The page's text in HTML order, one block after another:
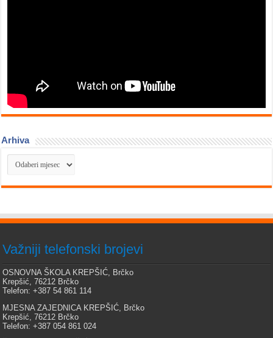
Arhiva
Arhiva
Važniji telefonski brojevi
OSNOVNA ŠKOLA KREPŠIĆ, Brčko
Krepšić, 76212 Brčko
Telefon: +387 54 861 114
MJESNA ZAJEDNICA KREPŠIĆ, Brčko
Krepšić, 76212 Brčko
Telefon: +387 054 861 024